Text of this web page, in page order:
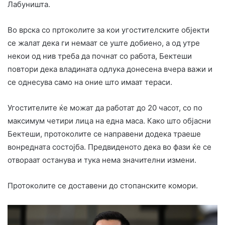
Лабуништа.
Во врска со пртоколите за кои угостителските објекти
се жалат дека ги немаат се уште добиено, а од утре
некои од нив треба да почнат со работа, Бектеши
повтори дека владината одлука донесена вчера важи и
се однесува само на оние што имаат тераси.
Угостителите ќе можат да работат до 20 часот, со по
максимум четири лица на една маса. Како што објасни
Бектеши, протоколите се направени додека траеше
вонредната состојба. Предвиденото дека во фази ќе се
отвораат останува и тука нема значителни измени.
Протоколите се доставени до стопанските комори.